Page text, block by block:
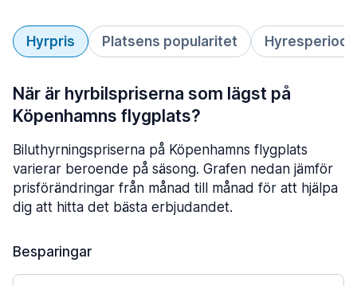
Hyrpris Platsens popularitet Hyresperiod
När är hyrbilspriserna som lägst på
Köpenhamns flygplats?
Biluthyrningspriserna på Köpenhamns flygplats
varierar beroende på säsong. Grafen nedan jämför
prisförändringar från månad till månad för att hjälpa
dig att hitta det bästa erbjudandet.
Besparingar